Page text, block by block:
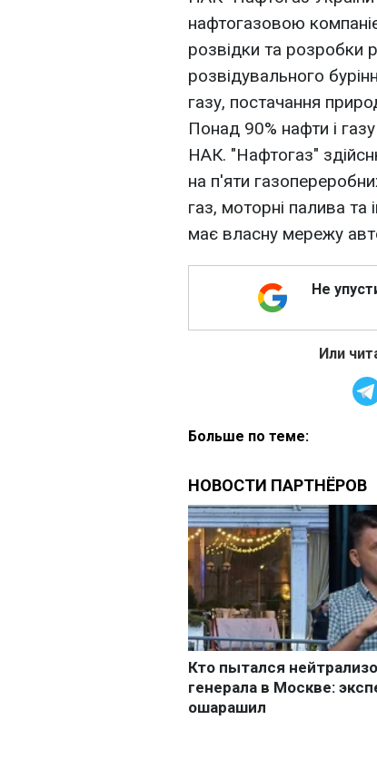
нафтогазовою
розвідки та розробки
розвідувального
газу, постачання
Понад 90% нафти і
НАК. "Нафтогаз"
на п'яти
газ, моторні палива та
має власну мережу
Не
Или
Больше по теме: